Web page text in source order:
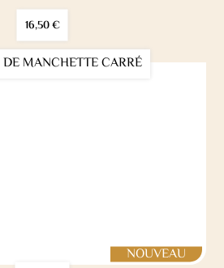
16,50€
MANCHETTE CARRÉ